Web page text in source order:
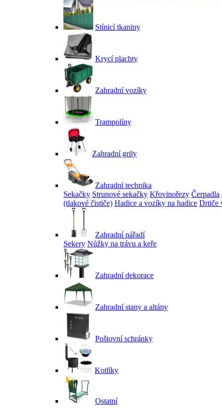
Stínicí tkaniny
Krycí plachty
Zahradní vozíky
Trampolíny
Zahradní grily
Zahradní technika
Sekačky Strunové sekačky Křovinořezy Čerpadla
(tlakové čističe) Hadice a vozíky na hadice Drtiče
Zahradní nářadí
Sekery Nůžky na trávu a keře
Zahradní dekorace
Zahradní stany a altány
Poštovní schránky
Kotlíky
Ostatní